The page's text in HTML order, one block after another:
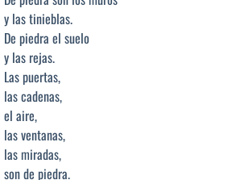
y las tinieblas.
De piedra el suelo
y las rejas.
Las puertas,
las cadenas,
el aire,
las ventanas,
las miradas,
son de piedra.